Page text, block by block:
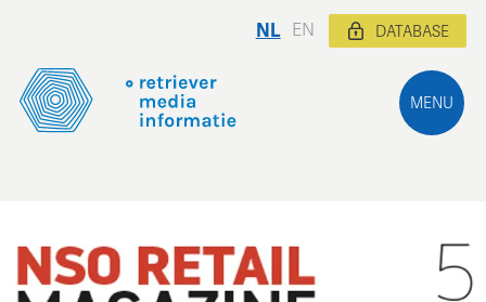
MENU
NL EN DATABASE